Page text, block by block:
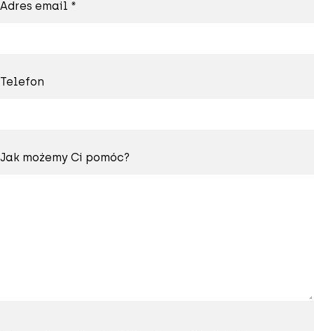
Adres email *
Telefon
Jak możemy Ci pomóc?